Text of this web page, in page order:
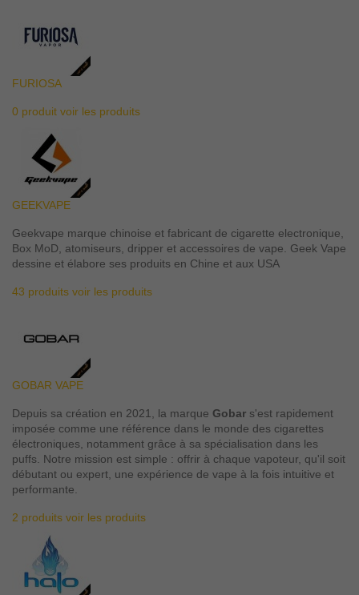
FURIOSA
0 produit voir les produits
GEEKVAPE
Geekvape marque chinoise et fabricant de cigarette electronique,
Box MoD, atomiseurs, dripper et accessoires de vape. Geek Vape
dessine et élabore ses produits en Chine et aux USA
43 produits voir les produits
GOBAR VAPE
Depuis sa création en 2021, la marque Gobar s'est rapidement
imposée comme une référence dans le monde des cigarettes
électroniques, notamment grâce à sa spécialisation dans les
puffs. Notre mission est simple : offrir à chaque vapoteur, qu'il soit
débutant ou expert, une expérience de vape à la fois intuitive et
performante.
2 produits voir les produits